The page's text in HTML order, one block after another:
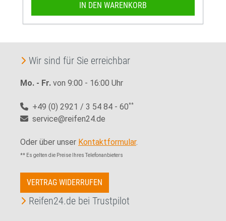
IN DEN WARENKORB
Wir sind für Sie erreichbar
Mo. - Fr. von 9:00 - 16:00 Uhr
+49 (0) 2921 / 3 54 84 - 60**
service@reifen24.de
Oder über unser Kontaktformular.
** Es gelten die Preise Ihres Telefonanbieters
VERTRAG WIDERRUFEN
Reifen24.de bei Trustpilot